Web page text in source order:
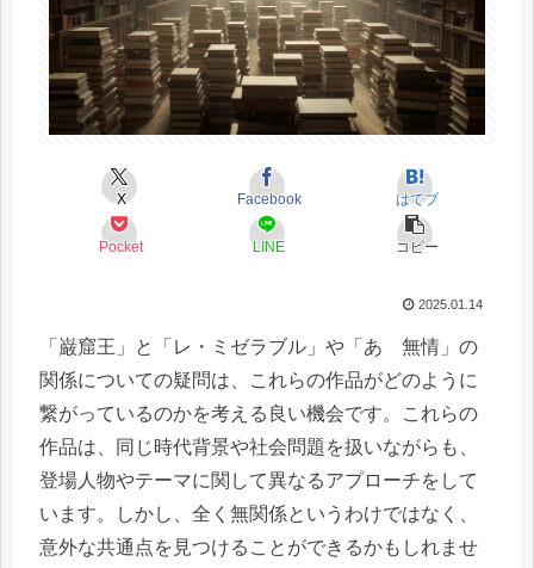
X Facebook はてブ
Pocket LINE コピー
2025.01.14
「巌窟王」と「レ・ミゼラブル」や「あゝ無情」の
関係についての疑問は、これらの作品がどのように
繋がっているのかを考える良い機会です。これらの
作品は、同じ時代背景や社会問題を扱いながらも、
登場人物やテーマに関して異なるアプローチをして
います。しかし、全く無関係というわけではなく、
意外な共通点を見つけることができるかもしれませ